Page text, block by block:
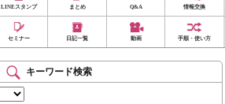
LINEスタンプ まとめ Q&A 情報交換
セミナー 日記一覧 動画 手順・使い方
キーワード検索